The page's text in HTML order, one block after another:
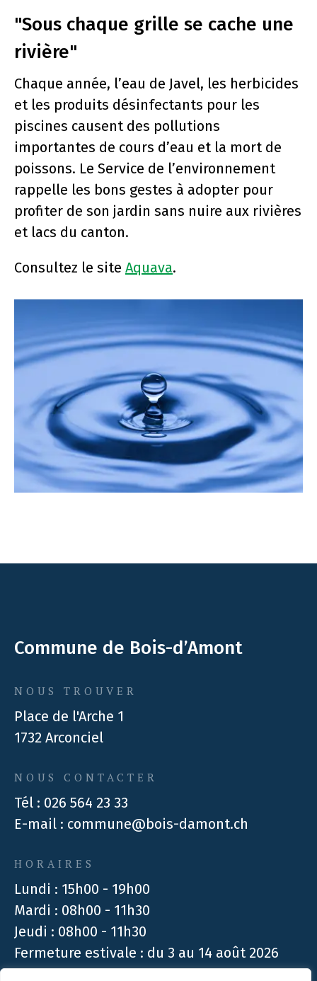
"Sous chaque grille se cache une
rivière"
Chaque année, l’eau de Javel, les herbicides
et les produits désinfectants pour les
piscines causent des pollutions
importantes de cours d’eau et la mort de
poissons. Le Service de l’environnement
rappelle les bons gestes à adopter pour
profiter de son jardin sans nuire aux rivières
et lacs du canton.
Consultez le site Aquava.
Commune de Bois-d’Amont
NOUS TROUVER
Place de l'Arche 1
1732 Arconciel
NOUS CONTACTER
Tél : 026 564 23 33
E-mail : commune@bois-damont.ch
HORAIRES
Lundi : 15h00 - 19h00
Mardi : 08h00 - 11h30
Jeudi : 08h00 - 11h30
Fermeture estivale : du 3 au 14 août 2026